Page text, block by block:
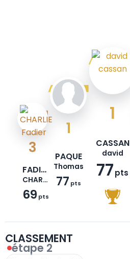
1
CASSAN
david
77pts
1
PAQUE
Thomas
77 pts
3
FADIER
CHARLIE
69 pts
CLASSEMENT
étape 2